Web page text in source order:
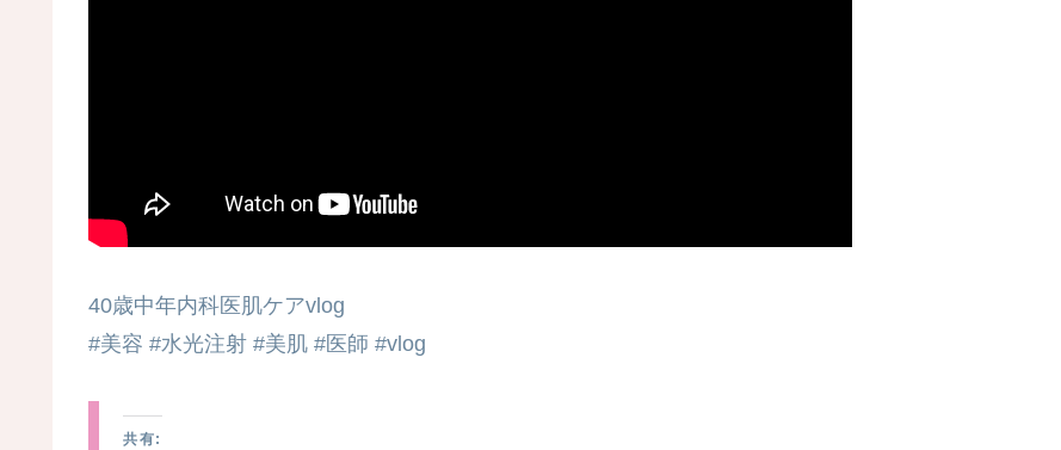
40歳中年内科医肌ケアvlog
#美容 #水光注射 #美肌 #医師 #vlog
共有: